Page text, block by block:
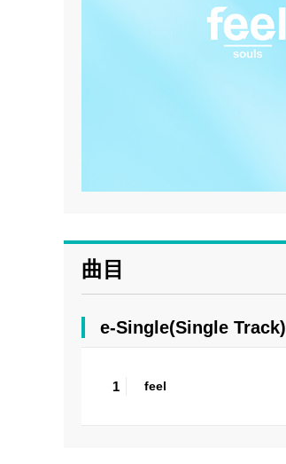
曲目
e-Single(Single Track)
1 feel